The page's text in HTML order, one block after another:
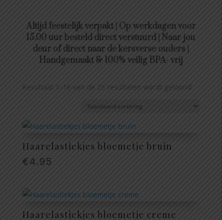
Altijd feestelijk verpakt | Op werkdagen voor
15.00 uur besteld direct verstuurd | Naar jou
deur of direct naar de kersverse ouders |
Handgemaakt & 100% veilig BPA- vrij
Resultaat 1–16 van de 25 resultaten wordt getoond
Haarelastiekjes bloemetje bruin
€4.95
Haarelastiekjes bloemetje creme